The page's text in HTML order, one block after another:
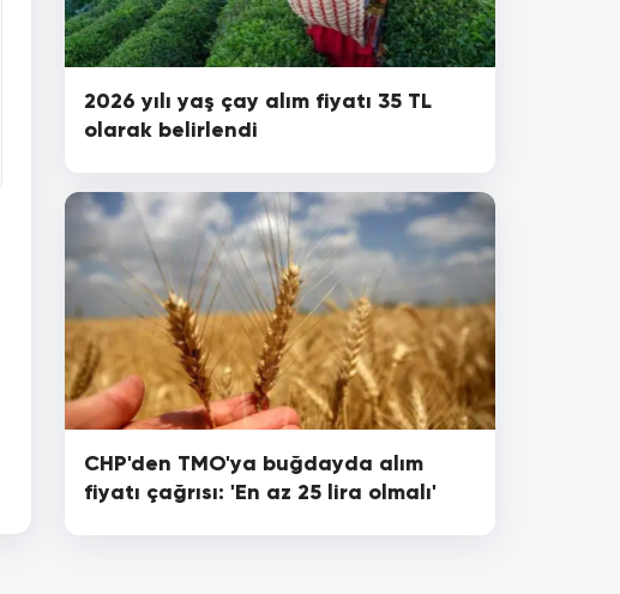
2026 yılı yaş çay alım fiyatı 35 TL
olarak belirlendi
CHP'den TMO'ya buğdayda alım
fiyatı çağrısı: 'En az 25 lira olmalı'